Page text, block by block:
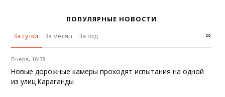
ПОПУЛЯРНЫЕ НОВОСТИ
За сутки
За месяц За год ∞
Вчера, 16:38
Новые дорожные камеры проходят испытания на одной
из улиц Караганды